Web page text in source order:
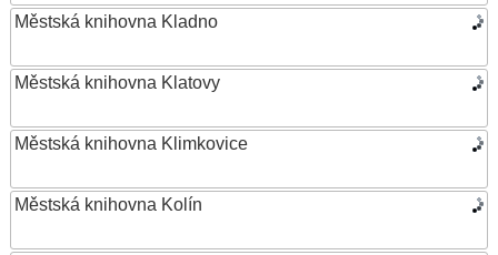
Městská knihovna Kladno
Městská knihovna Klatovy
Městská knihovna Klimkovice
Městská knihovna Kolín